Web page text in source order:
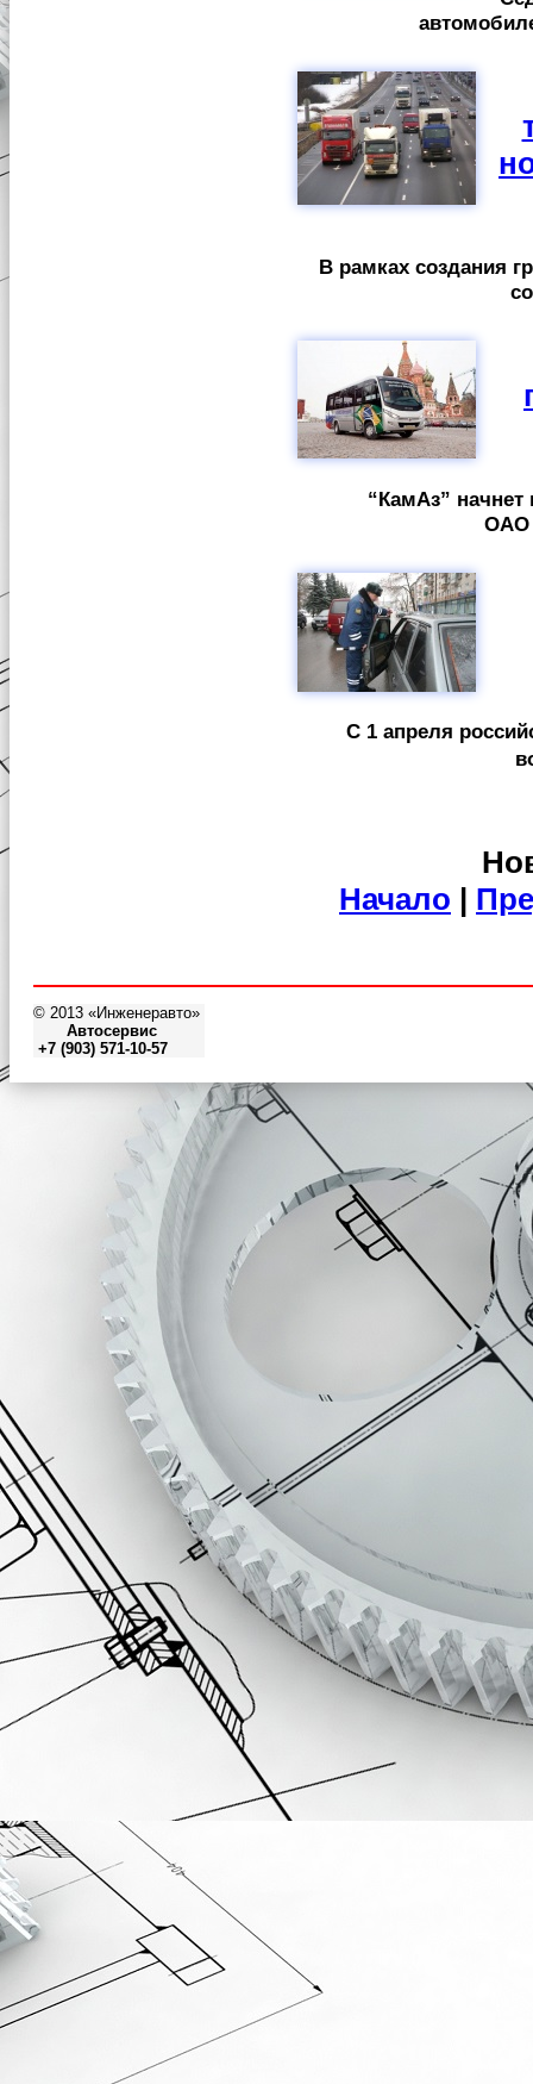
В рамках создания
“КамАз” начнет
ОАО
С 1 апреля
Начало |
© 2013 «Инженеравто»
Автосервис
+7 (903) 571-10-57